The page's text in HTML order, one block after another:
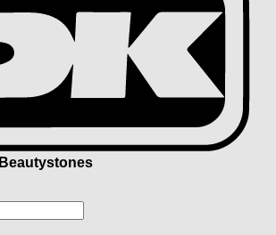
Beautystones